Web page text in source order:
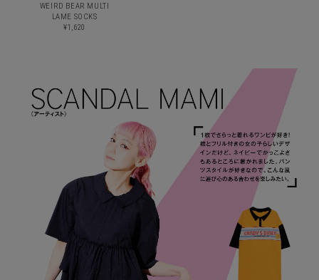
WEIRD BEAR MULTI
LAME SOCKS
¥1,620